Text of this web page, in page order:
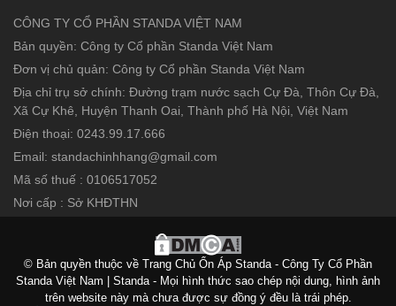
CÔNG TY CỔ PHẦN STANDA VIỆT NAM
Bản quyền: Công ty Cổ phần Standa Việt Nam
Đơn vị chủ quản: Công ty Cổ phần Standa Việt Nam
Địa chỉ trụ sở chính: Đường trạm nước sạch Cự Đà, Thôn Cự Đà,
Xã Cự Khê, Huyện Thanh Oai, Thành phố Hà Nội, Việt Nam
Điện thoại: 0243.99.17.666
Email: standachinhhang@gmail.com
Mã số thuế : 0106517052
Nơi cấp : Sở KHĐTHN
© Bản quyền thuộc về Trang Chủ Ổn Áp Standa - Công Ty Cổ Phần
Standa Việt Nam | Standa - Mọi hình thức sao chép nội dung, hình ảnh
trên website này mà chưa được sự đồng ý đều là trái phép.